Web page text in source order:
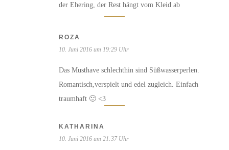
der Ehering, der Rest hängt vom Kleid ab
ROZA
10. Juni 2016 um 19:29 Uhr
Das Musthave schlechthin sind Süßwasserperlen.
Romantisch,verspielt und edel zugleich. Einfach
traumhaft 🙂 <3
KATHARINA
10. Juni 2016 um 21:37 Uhr